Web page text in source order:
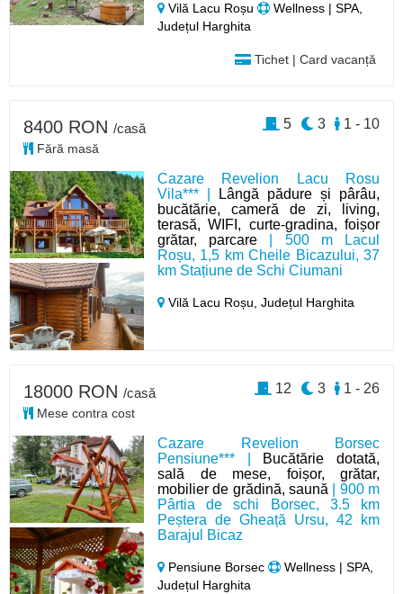
Vilă Lacu Roșu
Wellness | SPA,
Județul Harghita
Tichet | Card vacanță
Cazare Revelion Lacu Rosu
Vila*** |
Lângă pădure și pârâu,
bucătărie, cameră de zi, living,
terasă, WIFI, curte-gradina, foișor
grătar, parcare | 500 m Lacul
Roșu, 1,5 km Cheile Bicazului, 37
km Stațiune de Schi Ciumani
Vilă Lacu Roșu,Județul Harghita
8400 RON /casă
Fără masă
1 - 10
3
5
Cazare Revelion Borsec
Pensiune*** | Bucătărie dotată,
sală de mese, foișor, grătar,
mobilier de grădină, saună | 900 m
Pârtia de schi Borsec, 3.5 km
Peștera de Gheață Ursu, 42 km
Barajul Bicaz
Pensiune Borsec
Wellness | SPA,
Județul Harghita
18000 RON /casă
Mese contra cost
1 - 26
3
12